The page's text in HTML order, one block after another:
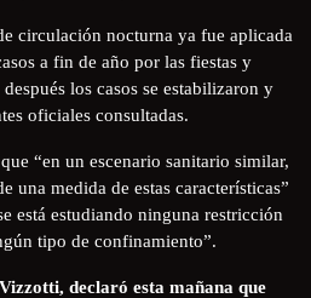
circulación nocturna ya fue aplicada
a fin de año por las fiestas y
los casos se estabilizaron y
oficiales consultadas.
“en un escenario sanitario similar,
una medida de estas características”
está estudiando ninguna restricción
tipo de confinamiento”.
declaró esta mañana que